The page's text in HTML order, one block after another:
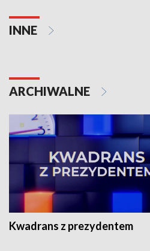
INNE
ARCHIWALNE
Kwadrans z prezydentem